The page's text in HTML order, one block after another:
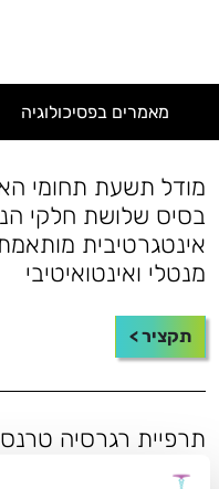
מאמרים בפסיכולוגיה
מודל תשעת תחומי
בסיס שלושת חלקי
אינטגרטיבית
מנטלי ואינטואיטיבי
תקציר >
הקשורים לטראומה: